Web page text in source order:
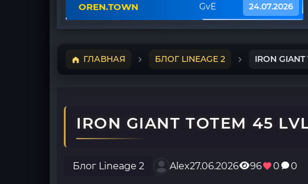
OREN.TOWN GvE 24.07.2026
ГЛАВНАЯ БЛОГ LINEAGE 2 IRON
IRON GIANT TOTEM 45
Блог Lineage 2 Alex27.06.2026 96 0 0